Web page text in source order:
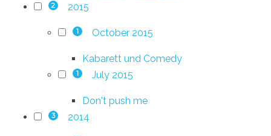
2 2015
1 October 2015
Kabarett und Comedy
1 July 2015
Don't push me
3 2014